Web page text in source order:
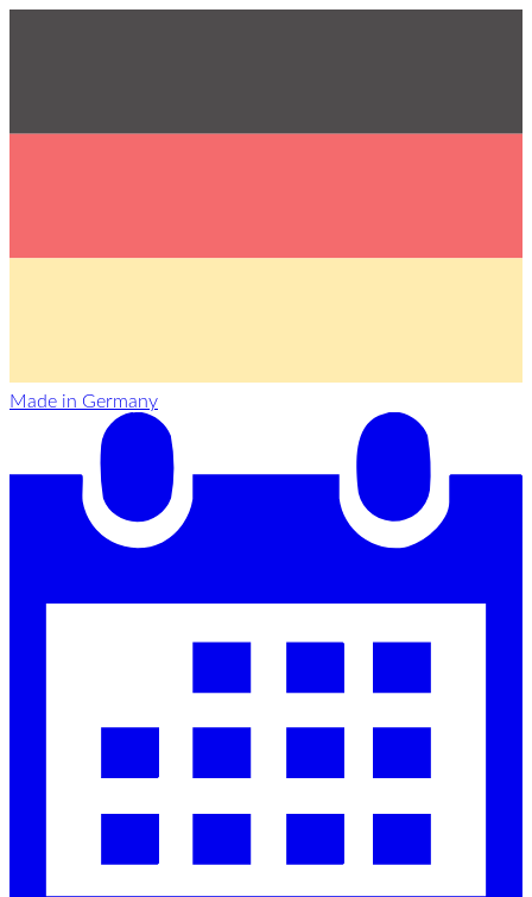
Made in Germany